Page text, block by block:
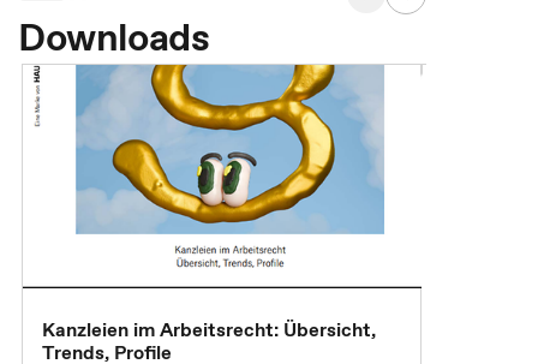
Downloads
Kanzleien im Arbeitsrecht: Übersicht,
Trends, Profile